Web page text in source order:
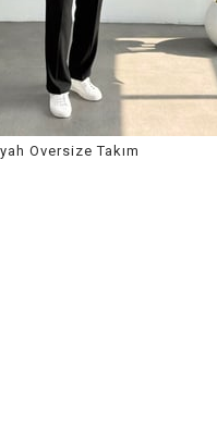
Oversize Takım